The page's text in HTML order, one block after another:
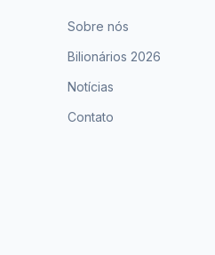
Sobre nós
Bilionários 2026
Notícias
Contato